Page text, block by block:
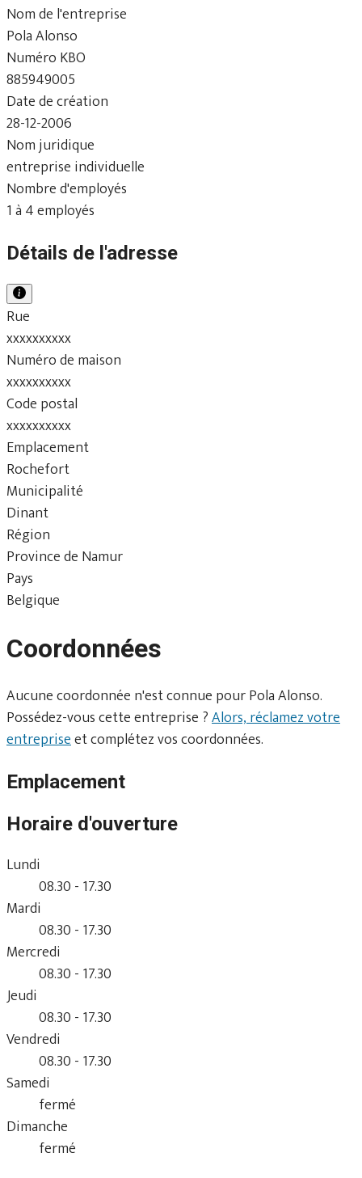
Nom de l'entreprise
Pola Alonso
Numéro KBO
885949005
Date de création
28-12-2006
Nom juridique
entreprise individuelle
Nombre d'employés
1 à 4 employés
Détails de l'adresse
Rue
xxxxxxxxxx
Numéro de maison
xxxxxxxxxx
Code postal
xxxxxxxxxx
Emplacement
Rochefort
Municipalité
Dinant
Région
Province de Namur
Pays
Belgique
Coordonnées
Aucune coordonnée n'est connue pour Pola Alonso.
Possédez-vous cette entreprise ?Alors, réclamez votre
entrepriseet complétez vos coordonnées.
Emplacement
Horaire d'ouverture
Lundi
08.30 - 17.30
Mardi
08.30 - 17.30
Mercredi
08.30 - 17.30
Jeudi
08.30 - 17.30
Vendredi
08.30 - 17.30
Samedi
fermé
Dimanche
fermé